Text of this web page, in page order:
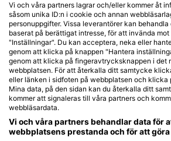
Cipreia Dive Club Madeira
Vidamar Resort Hotel Madeira,
Estrada Monumental, 175-177,
9000-100 Funchal, PO10 - Portugal
Rua D.
DE
Vi och våra partners lagrar och/eller kommer åt
såsom unika ID:n i cookie och annan
personuppgifter. Vissa leverantörer kan
baserat på berättigat intresse, för att invända
"Inställningar". Du kan acceptera, neka eller
genom att klicka på knappen "Hantera
genom att klicka på fingeravtrycksknappen i det
webbplatsen. För att återkalla ditt samtycke
eller länken i sidfoten på webbplatsen och
Mina data, på den sidan kan du återkalla ditt
kommer att signaleras till våra partners och
webbläsardata.
Vi och våra partners behandlar data för
webbplatsens prestanda och för att